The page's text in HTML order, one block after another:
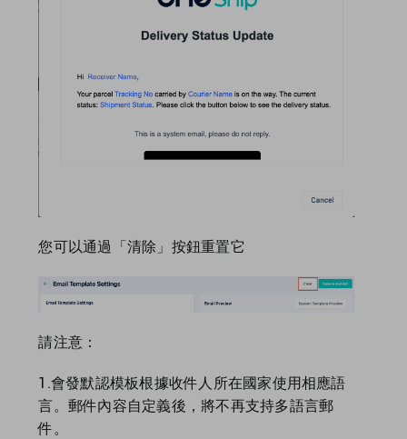
您可以通過「清除」按鈕重置它
請注意：
1.會發默認模板根據收件人所在國家使用相應語
言。 郵件內容自定義後，將不再支持多語言郵
件。